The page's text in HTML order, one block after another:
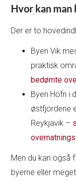
Hvor kan man
Der er to
Byen Vik
praktisk
bedømte
Byen Höfn i
østfjordene
Reykjavik –
Men du kan også
byerne eller